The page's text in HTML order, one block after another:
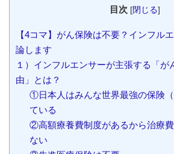
目次 [閉じる]
【4コマ】がん保険は不要？インフル
論します
１）インフルエンサーが主張する「が
由」とは？
①日本人はみんな世界最強の保険
ている
②高額療養費制度があるから治療
ない